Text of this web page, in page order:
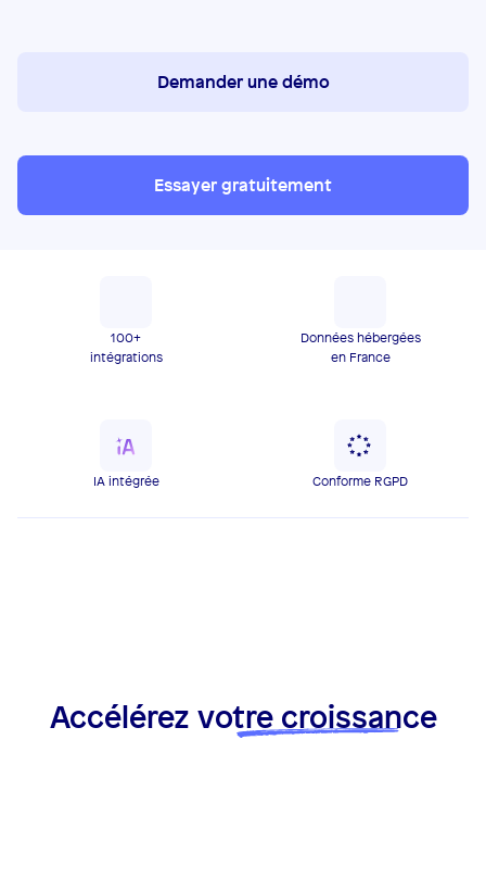
Demander une démo
Essayer gratuitement
100+
intégrations
Données hébergées
en France
IA intégrée Conforme RGPD
Accélérez votre croissance